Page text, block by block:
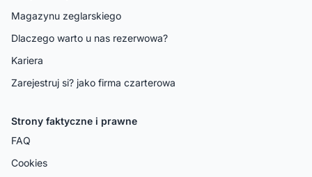
Magazynu zeglarskiego
Dlaczego warto u nas rezerwowa?
Kariera
Zarejestruj si? jako firma czarterowa
Strony faktyczne i prawne
FAQ
Cookies